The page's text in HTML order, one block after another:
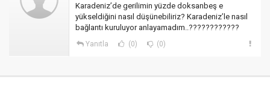
Karadeniz’de gerilimin yüzde doksanbeş e
yükseldiğini nasıl düşünebiliriz? Karadeniz’le nasıl
bağlantı kuruluyor anlayamadım..????????????
Yanıtla (0) (0)